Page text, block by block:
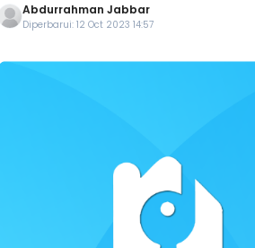
Abdurrahman Jabbar
Diperbarui: 12 Oct 2023 14:57